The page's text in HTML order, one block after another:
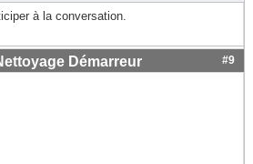
à la conversation.
Démarreur #9